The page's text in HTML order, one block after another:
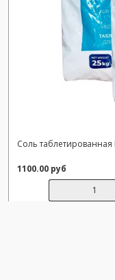
Соль таблетированная
1100.00 руб